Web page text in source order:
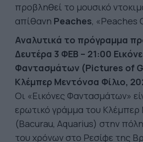
προβληθεί το μουσικό
απίθανη Peaches, «Peaches
Αναλυτικά το πρόγραμμα
Δευτέρα 3 ΦΕΒ – 21:00
Φαντασμάτων (Pictures of
Κλέμπερ Μεντόνσα Φίλιο,
Οι «Εικόνες Φαντασμάτων»
ερωτικό γράμμα του Κλέμπερ
(Bacurau, Aquarius) στην
του χρόνων στο Ρεσίφε της